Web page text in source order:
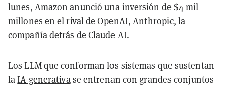
lunes, Amazon anunció una inversión de $4 mil
millones en el rival de OpenAI,Anthropic, la
compañía detrás de Claude AI.
Los LLM que conforman los sistemas que sustentan
laIA generativase entrenan con grandes conjuntos